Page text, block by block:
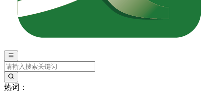
热词：